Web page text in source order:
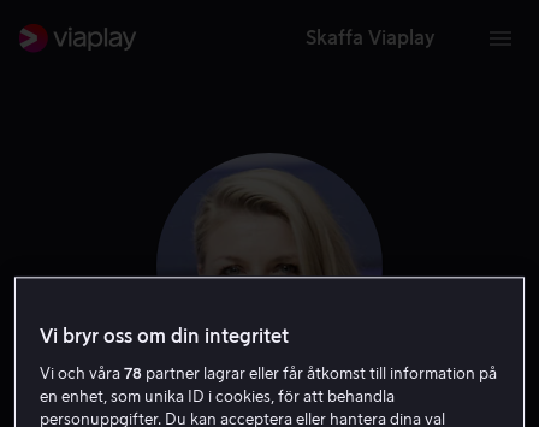
Skaffa Viaplay
Vi bryr oss om din integritet
Vi och våra78 partner lagrar eller får åtkomst till information på
en enhet, som unika ID i cookies, för att behandla
personuppgifter. Du kan acceptera eller hantera dina val